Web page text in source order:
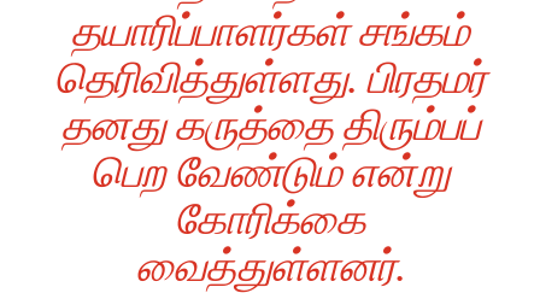
தயாரிப்பாளர்கள் சங்கம்
தெரிவித்துள்ளது. பிரதமர்
தனது கருத்தை திரும்பப்
பெற வேண்டும் என்று
கோரிக்கை
வைத்துள்ளனர்.